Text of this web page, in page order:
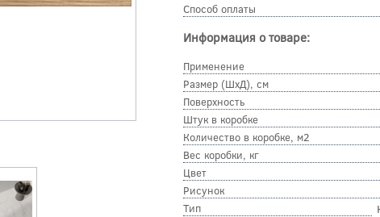
Способ оплаты
Информация о товаре:
Применение
Размер (ШхД), см
Поверхность
Штук в коробке
Количество в коробке, м2
Вес коробки, кг
Цвет
Рисунок
Тип